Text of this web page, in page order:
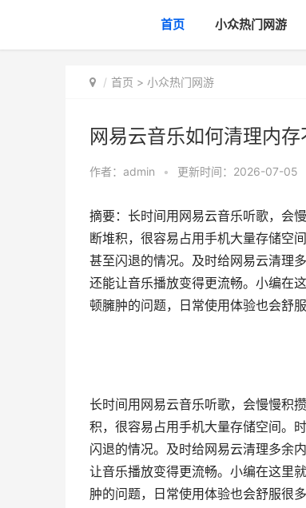
首页 小众热门网游
首页 > 小众热门网游
网易云音乐如何清理内
作者： admin • 更新时间：2026-07-05
摘要：长时间用网易云音乐听歌，会
断堆积，很容易占用手机大量存储空
甚至闪退的情况。及时给网易云清理
还能让音乐播放变得更流畅。小编在
顿臃肿的问题，日常使用体验也会舒
长时间用网易云音乐听歌，会慢慢积
积，很容易占用手机大量存储空间。
闪退的情况。及时给网易云清理多余
让音乐播放变得更流畅。小编在这里
肿的问题，日常使用体验也会舒服很